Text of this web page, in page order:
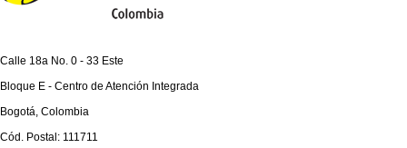
Calle 18a No. 0 - 33 Este
Bloque E - Centro de Atención Integrada
Bogotá, Colombia
Cód. Postal: 111711